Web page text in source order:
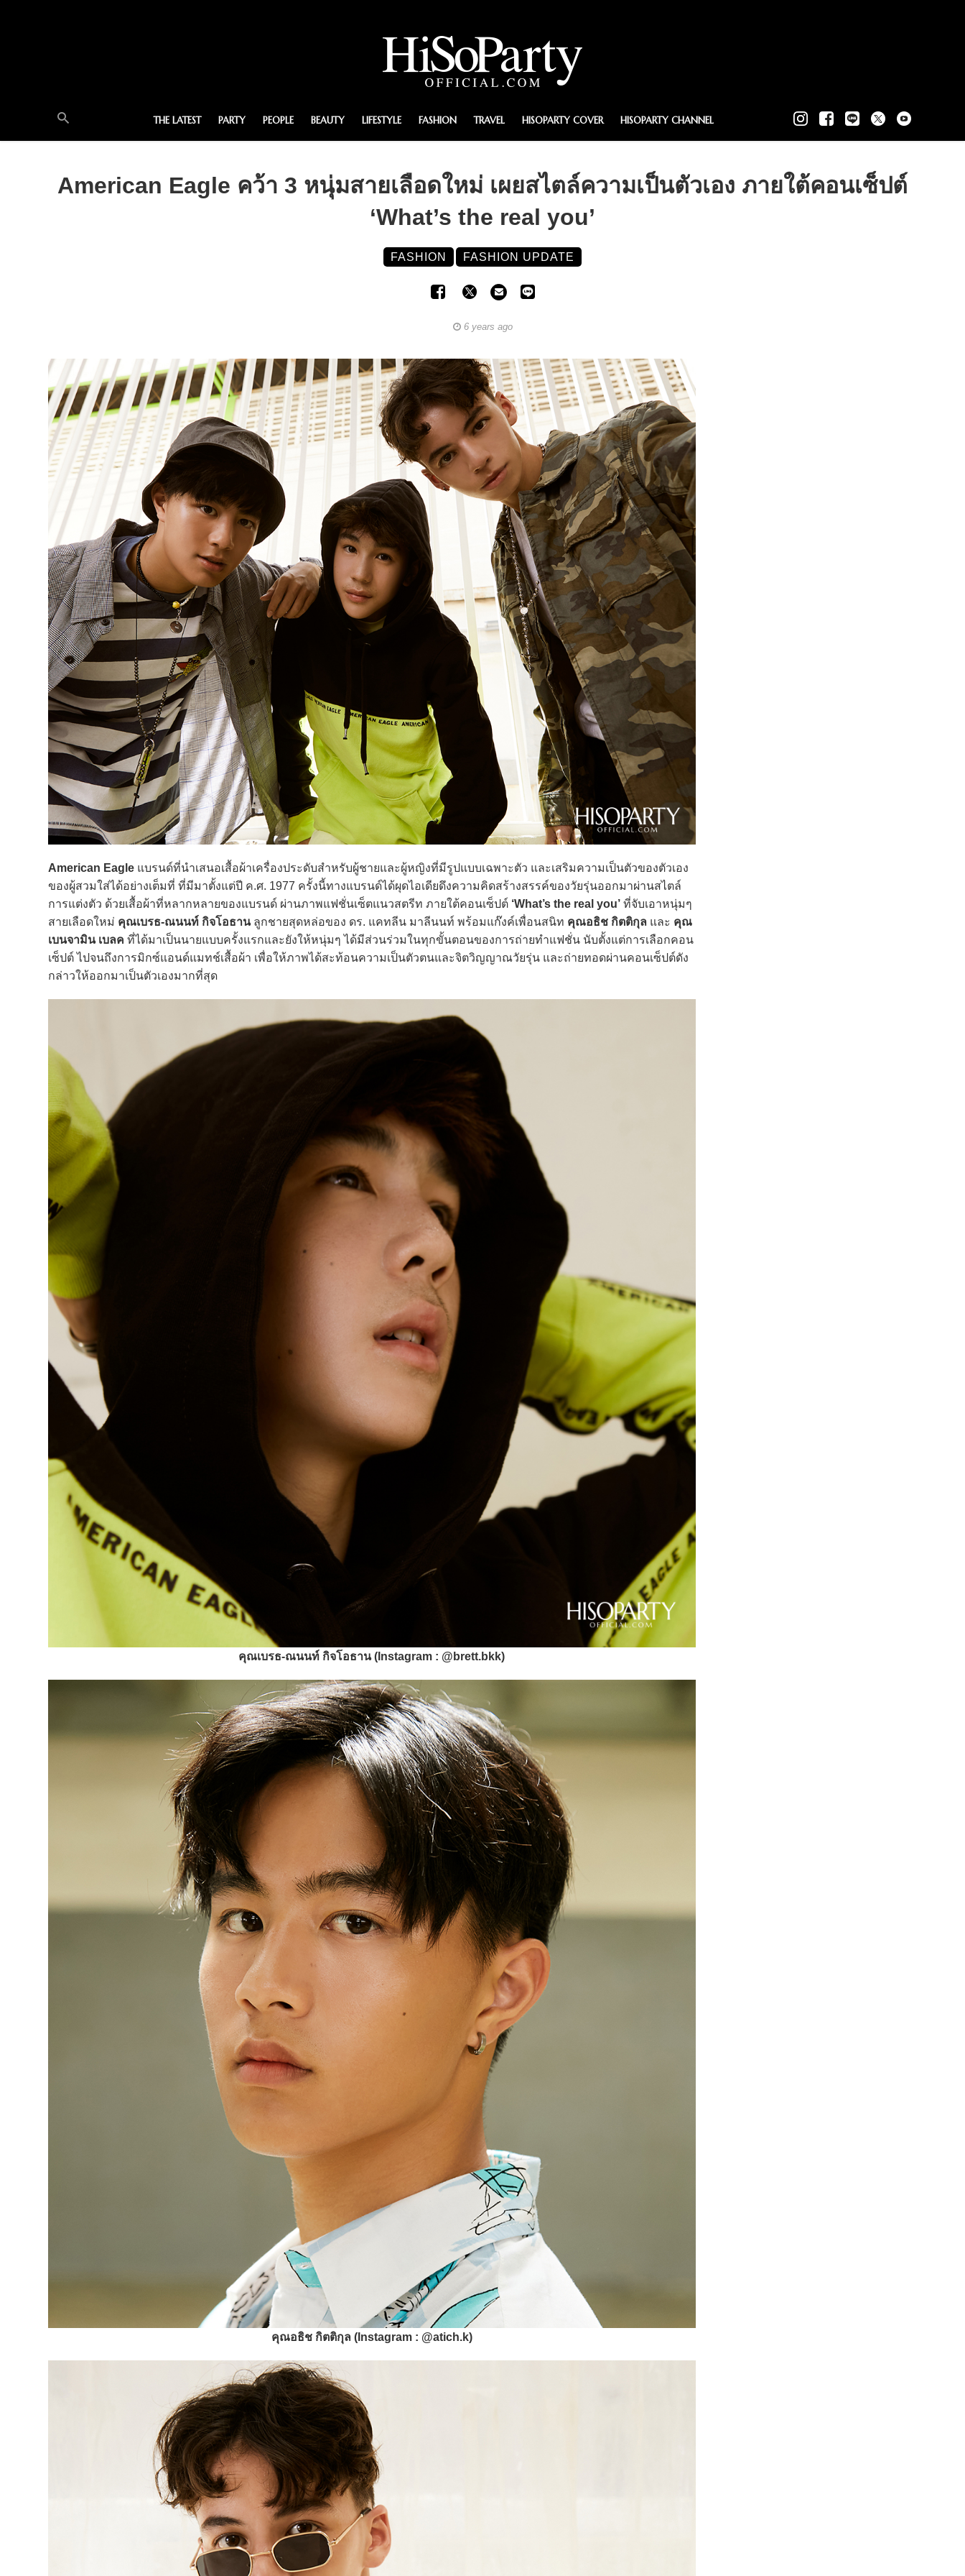
THE LATEST PARTY PEOPLE BEAUTY LIFESTYLE FASHION TRAVEL HISOPARTY COVER HISOPARTY CHANNEL
American Eagle คว้า 3 หนุ่มสายเลือดใหม่ เผยสไตล์ความเป็นตัวเอง ภายใต้คอนเซ็ปต์
‘What’s the real you’
FASHION FASHION UPDATE
6 years ago
American Eagle แบรนด์ที่นำเสนอเสื้อผ้าเครื่องประดับสำหรับผู้ชายและผู้หญิงที่มีรูปแบบเฉพาะตัว และเสริมความเป็นตัวของตัวเอง
ของผู้สวมใส่ได้อย่างเต็มที่ ที่มีมาตั้งแต่ปี ค.ศ. 1977 ครั้งนี้ทางแบรนด์ได้ผุดไอเดียดึงความคิดสร้างสรรค์ของวัยรุ่นออกมาผ่านสไตล์
การแต่งตัว ด้วยเสื้อผ้าที่หลากหลายของแบรนด์ ผ่านภาพแฟชั่นเซ็ตแนวสตรีท ภายใต้คอนเซ็ปต์ ‘What’s the real you’ ที่จับเอาหนุ่มๆ
สายเลือดใหม่ คุณเบรธ-ณนนท์ กิจโอธานลูกชายสุดหล่อของ ดร. แคทลีน มาลีนนท์ พร้อมแก๊งค์เพื่อนสนิท คุณอธิช กิตติกุล และ คุณ
เบนจามิน เบลค ที่ได้มาเป็นนายแบบครั้งแรกและยังให้หนุ่มๆ ได้มีส่วนร่วมในทุกขั้นตอนของการถ่ายทำแฟชั่น นับตั้งแต่การเลือกคอน
เซ็ปต์ ไปจนถึงการมิกซ์แอนด์แมทช์เสื้อผ้า เพื่อให้ภาพได้สะท้อนความเป็นตัวตนและจิตวิญญาณวัยรุ่น และถ่ายทอดผ่านคอนเซ็ปต์ดัง
กล่าวให้ออกมาเป็นตัวเองมากที่สุด
คุณเบรธ-ณนนท์ กิจโอธาน (Instagram : @brett.bkk)
คุณอธิช กิตติกุล (Instagram : @atich.k)